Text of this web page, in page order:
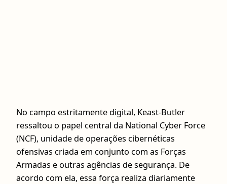
No campo estritamente digital, Keast-Butler
ressaltou o papel central da National Cyber Force
(NCF), unidade de operações cibernéticas
ofensivas criada em conjunto com as Forças
Armadas e outras agências de segurança. De
acordo com ela, essa força realiza diariamente